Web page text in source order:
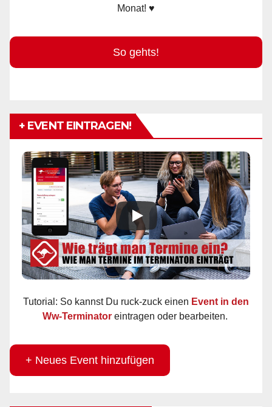
Monat! ♥
So gehts!
+ EVENT EINTRAGEN!
Tutorial: So kannst Du ruck-zuck einen Event in den
Ww-Terminator eintragen oder bearbeiten.
+ Neues Event hinzufügen